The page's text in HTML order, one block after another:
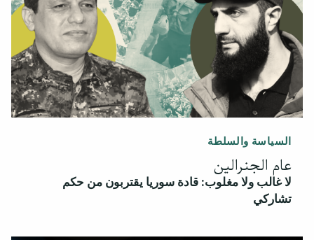
السياسة والسلطة
عام الجنرالين
لا غالب ولا مغلوب: قادة سوريا يقتربون من حكم
تشاركي